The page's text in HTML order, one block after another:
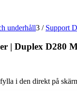
underhåll3 / Support
| Duplex D280
i den direkt på